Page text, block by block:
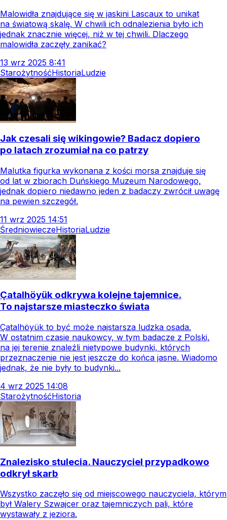
Malowidła znajdujące się w jaskini Lascaux to unikat
na światową skalę. W chwili ich odnalezienia było ich
jednak znacznie więcej, niż w tej chwili. Dlaczego
malowidła zaczęły zanikać?
13 wrz 2025 8:41
StarożytnośćHistoriaLudzie
Jak czesali się wikingowie? Badacz dopiero
po latach zrozumiał na co patrzy
Malutka figurka wykonana z kości morsa znajduje się
od lat w zbiorach Duńskiego Muzeum Narodowego,
jednak dopiero niedawno jeden z badaczy zwrócił uwagę
na pewien szczegół.
11 wrz 2025 14:51
ŚredniowieczeHistoriaLudzie
Çatalhöyük odkrywa kolejne tajemnice.
To najstarsze miasteczko świata
Çatalhöyük to być może najstarsza ludzka osada.
W ostatnim czasie naukowcy, w tym badacze z Polski,
na jej terenie znaleźli nietypowe budynki, których
przeznaczenie nie jest jeszcze do końca jasne. Wiadomo
jednak, że nie były to budynki...
4 wrz 2025 14:08
StarożytnośćHistoria
Znalezisko stulecia. Nauczyciel przypadkowo
odkrył skarb
Wszystko zaczęło się od miejscowego nauczyciela, którym
był Walery Szwajcer oraz tajemniczych pali, które
wystawały z jeziora.